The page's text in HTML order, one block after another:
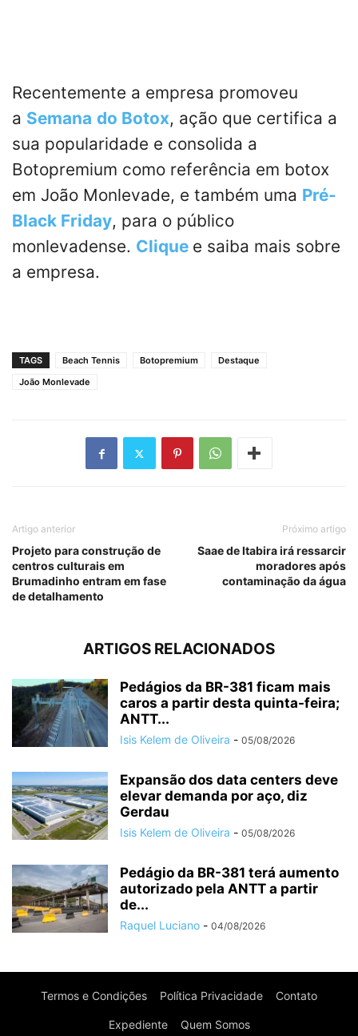
Recentemente a empresa promoveu
a Semana do Botox, ação que certifica a
sua popularidade e consolida a
Botopremium como referência em botox
em João Monlevade, e também uma Pré-
Black Friday, para o público
monlevadense. Clique e saiba mais sobre
a empresa.
TAGS Beach Tennis Botopremium
Destaque
João Monlevade
Artigo anterior
Projeto para construção de
centros culturais em
Brumadinho entram em fase
de detalhamento
Próximo artigo
Saae de Itabira irá ressarcir
moradores após
contaminação da água
ARTIGOS RELACIONADOS
Pedágios da BR-381 ficam mais
caros a partir desta quinta-feira;
ANTT...
Isis Kelem de Oliveira - 05/08/2026
Expansão dos data centers deve
elevar demanda por aço, diz
Gerdau
Isis Kelem de Oliveira - 05/08/2026
Pedágio da BR-381 terá aumento
autorizado pela ANTT a partir
de...
Raquel Luciano - 04/08/2026
Termos e Condições Política Privacidade Contato
Expediente Quem Somos